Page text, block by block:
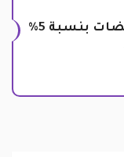
كود خصم بازل للعطور 2026 تخفيضات بنسبة 5%